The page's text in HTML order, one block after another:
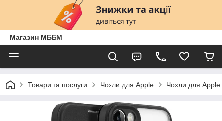
Магазин МББМ
Товари та послуги Чохли для Apple Чохли для Apple